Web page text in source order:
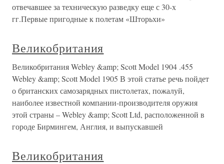
отвечавшее за техническую разведку еще с 30-х
гг.Первые пригодные к полетам «Шторьхи»
Великобритания
Великобритания Webley &amp; Scott Model 1904 .455
Webley &amp; Scott Model 1905 В этой статье речь пойдет
о британских самозарядных пистолетах, пожалуй,
наиболее известной компании-производителя оружия
этой страны – Webley &amp; Scott Ltd, расположенной в
городе Бирмингем, Англия, и выпускавшей
Великобритания